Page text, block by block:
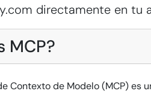
directamente en tu
MCP?
Contexto de Modelo (MCP)